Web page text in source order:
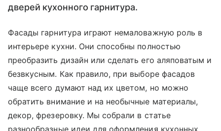
дверей кухонного гарнитура.
Фасады гарнитура играют немаловажную роль в
интерьере кухни. Они способны полностью
преобразить дизайн или сделать его аляповатым и
безвкусным. Как правило, при выборе фасадов
чаще всего думают над их цветом, но можно
обратить внимание и на необычные материалы,
декор, фрезеровку. Мы собрали в статье
разнообразные идеи для оформления кухонных